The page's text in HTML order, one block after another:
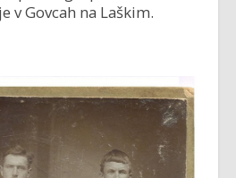
v Govcah na Laškim.